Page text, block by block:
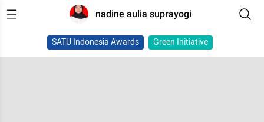
nadine aulia suprayogi
SATU Indonesia Awards Green Initiative